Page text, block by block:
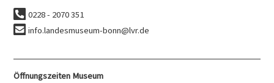
0228 - 2070 351
info.landesmuseum-bonn@lvr.de
Öffnungszeiten Museum